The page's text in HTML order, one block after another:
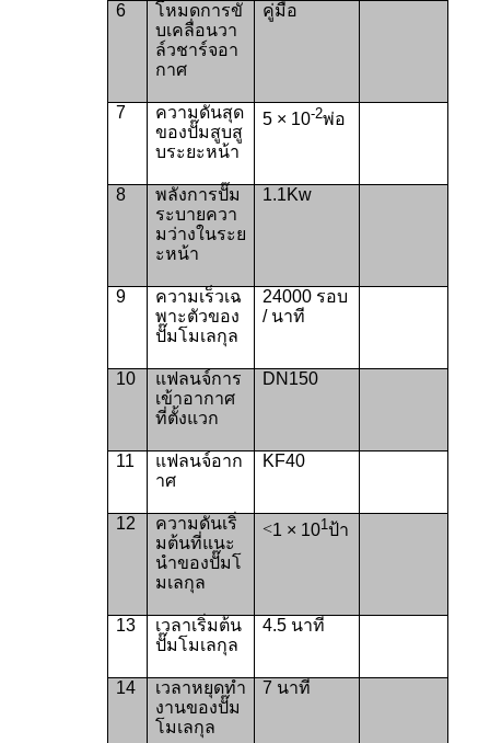
6
โหมดการขั
บเคลื่อนวา
ล์วชาร์จอา
กาศ
คู่มือ
7
ความดันสุด
ของปั๊มสูบสู
บระยะหน้า
5 × 10-2พ่อ
8
พลังการปั๊ม
ระบายควา
มว่างในระย
ะหน้า
1.1Kw
9
ความเร็วเฉ
พาะตัวของ
ปั๊มโมเลกุล
24000 รอบ
/ นาที
10
แฟลนจ์การ
เข้าอากาศ
ที่ตั้งแวก
DN150
11
แฟลนจ์อาก
าศ
KF40
12
ความดันเริ่
มต้นที่แนะ
นําของปั๊มโ
มเลกุล
<1 × 101ป้า
13
เวลาเริ่มต้น
ปั๊มโมเลกุล
4.5 นาที
14
เวลาหยุดทํา
งานของปั๊ม
โมเลกุล
7 นาที